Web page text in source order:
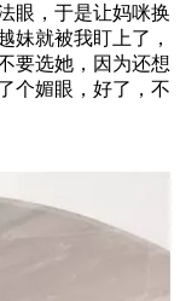
眼，于是让妈咪换
妹就被我盯上了，
要选她，因为还想
个媚眼，好了，不